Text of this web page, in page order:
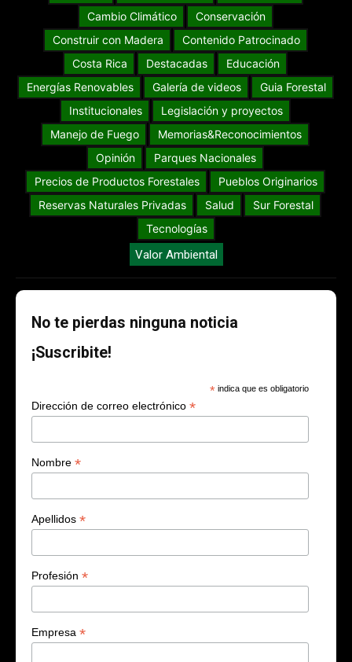
Cambio Climático
Conservación
Construir con Madera
Contenido Patrocinado
Costa Rica
Destacadas
Educación
Energías Renovables
Galería de videos
Guia Forestal
Institucionales
Legislación y proyectos
Manejo de Fuego
Memorias&Reconocimientos
Opinión
Parques Nacionales
Precios de Productos Forestales
Pueblos Originarios
Reservas Naturales Privadas
Salud
Sur Forestal
Tecnologías
Valor Ambiental
No te pierdas ninguna noticia
¡Suscribite!
* indica que es obligatorio
Dirección de correo electrónico *
Nombre *
Apellidos *
Profesión *
Empresa *